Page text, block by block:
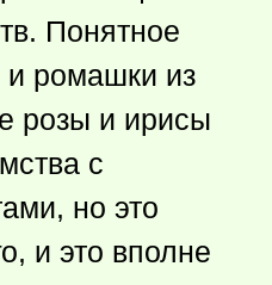
Понятное
и ромашки из
розы и ирисы
с
но это
и это вполне